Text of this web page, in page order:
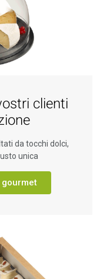
clienti
da tocchi dolci,
unica